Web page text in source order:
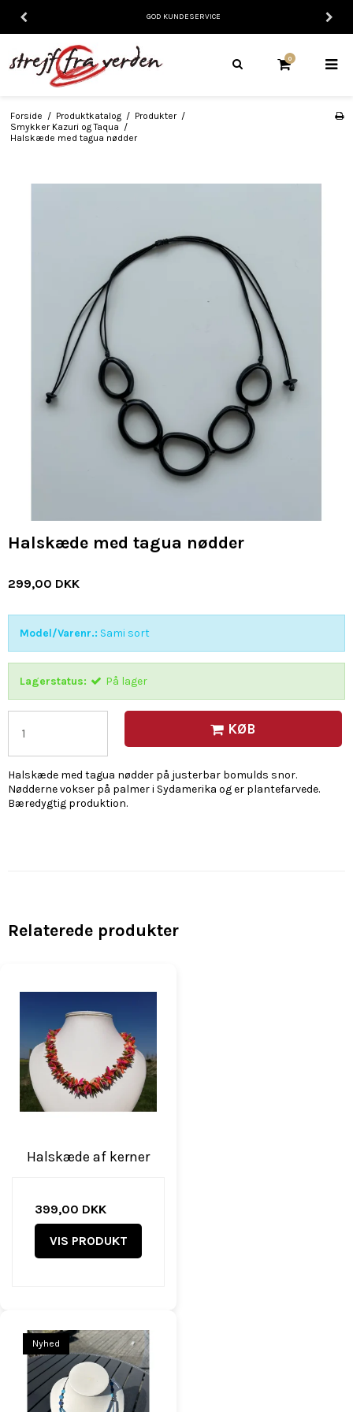
GOD KUNDESERVICE
0
Forside / Produktkatalog / Produkter /
Smykker Kazuri og Taqua /
Halskæde med tagua nødder
Halskæde med tagua nødder
299,00 DKK
Model/Varenr.: Sami sort
Lagerstatus: På lager
KØB
Halskæde med tagua nødder på justerbar bomulds snor.
Nødderne vokser på palmer i Sydamerika og er plantefarvede.
Bæredygtig produktion.
Relaterede produkter
Halskæde af kerner
399,00 DKK
VIS PRODUKT
Nyhed